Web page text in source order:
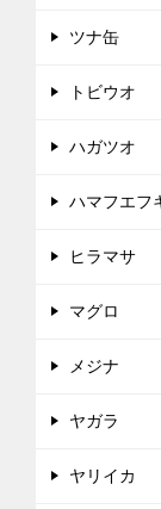
ツナ缶
トビウオ
ハガツオ
ハマフエフ
ヒラマサ
マグロ
メジナ
ヤガラ
ヤリイカ